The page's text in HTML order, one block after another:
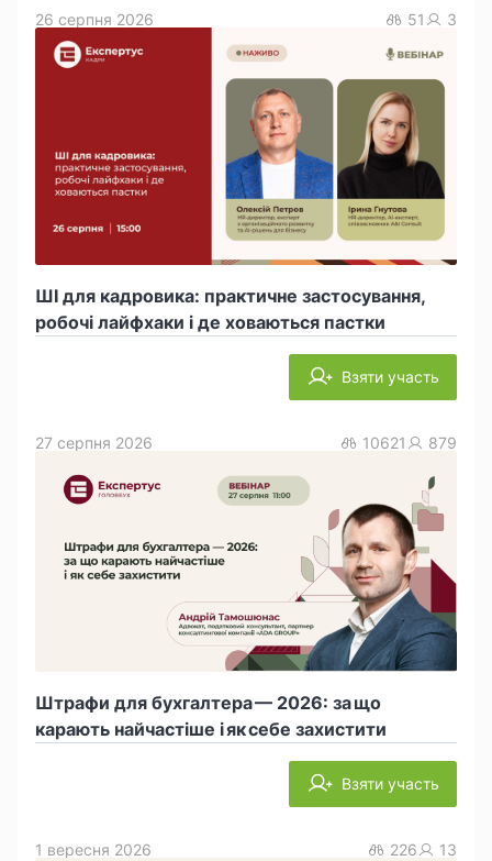
ШІ для кадровика: практичне застосування,
робочі лайфхаки і де ховаються пастки
26 серпня 2026 51 3
Взяти участь
Штрафи для бухгалтера — 2026: за що
карають найчастіше і як себе захистити
27 серпня 2026 10621 879
Взяти участь
1 вересня 2026 226 13